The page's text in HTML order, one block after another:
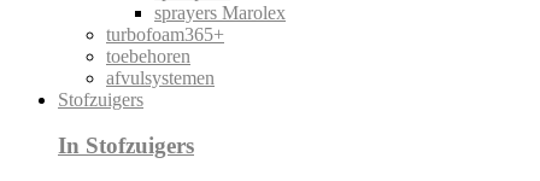
sprayers Marolex
turbofoam365+
toebehoren
afvulsystemen
Stofzuigers
In Stofzuigers